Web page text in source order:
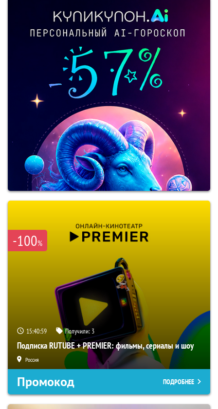
-100%
15:40:58 Получили: 3
Подписка RUTUBE + PREMIER: фильмы, сериалы и шоу
Россия
Промокод ПОДРОБНЕЕ